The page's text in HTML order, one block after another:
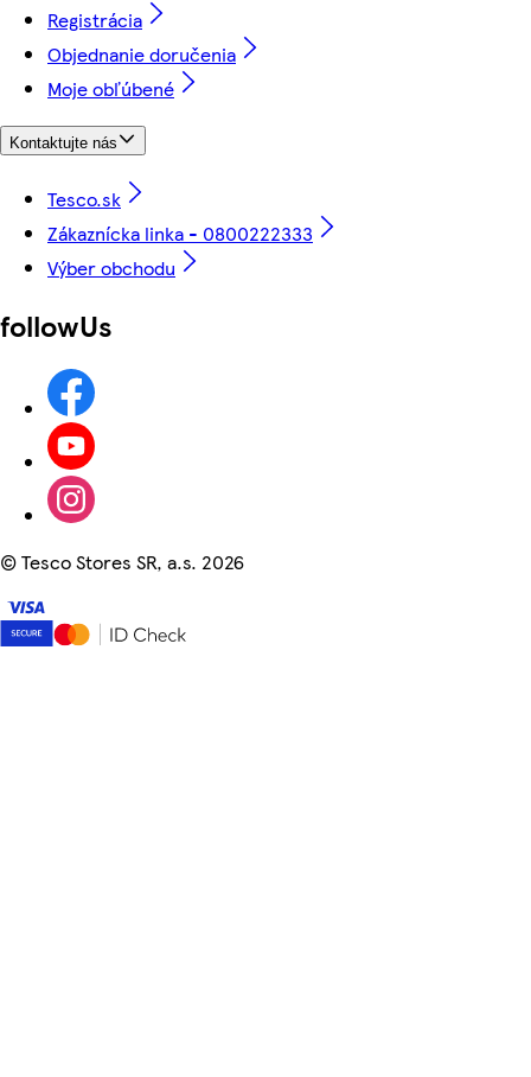
Registrácia
Objednanie doručenia
Moje obľúbené
Kontaktujte nás
Tesco.sk
Zákaznícka linka - 0800222333
Výber obchodu
followUs
©Tesco Stores SR, a.s. 2026